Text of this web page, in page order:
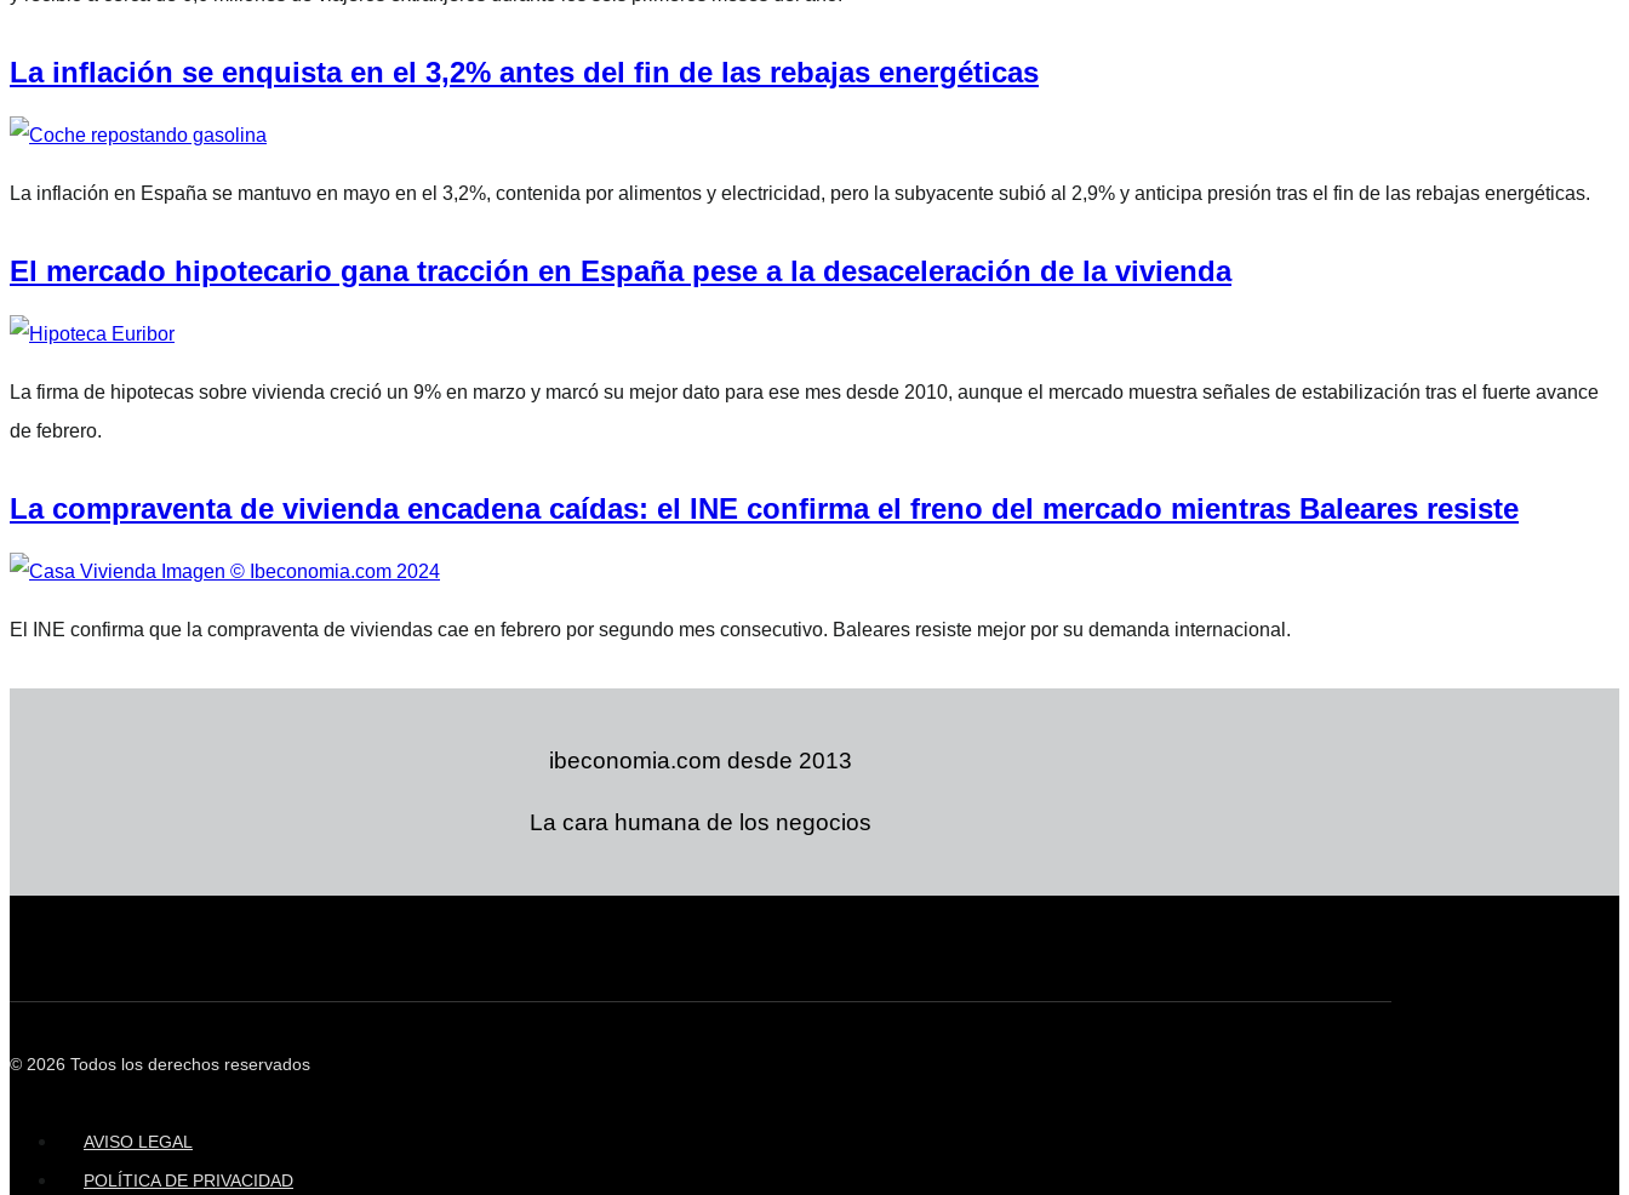
La inflación se enquista en el 3,2% antes del fin de las rebajas energéticas
La inflación en España se mantuvo en mayo en el 3,2%, contenida por alimentos y electricidad, pero la subyacente subió al 2,9% y anticipa presión tras el fin de las rebajas energéticas.
El mercado hipotecario gana tracción en España pese a la desaceleración de la vivienda
La firma de hipotecas sobre vivienda creció un 9% en marzo y marcó su mejor dato para ese mes desde 2010, aunque el mercado muestra señales de estabilización tras el fuerte avance
de febrero.
La compraventa de vivienda encadena caídas: el INE confirma el freno del mercado mientras Baleares resiste
El INE confirma que la compraventa de viviendas cae en febrero por segundo mes consecutivo. Baleares resiste mejor por su demanda internacional.
ibeconomia.com desde 2013
La cara humana de los negocios
© 2026 Todos los derechos reservados
AVISO LEGAL
POLÍTICA DE PRIVACIDAD